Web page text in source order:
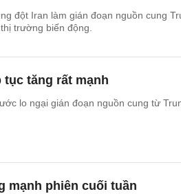
đột Iran làm gián đoạn nguồn cung
trường biến động.
tục tăng rất mạnh
lo ngại gián đoạn nguồn cung từ
mạnh phiên cuối tuần